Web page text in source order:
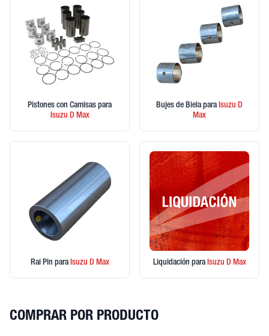
Pistones con Camisas para
Isuzu D Max
Bujes de Biela paraIsuzu D
Max
Rai Pin paraIsuzu D Max Liquidación paraIsuzu D Max
COMPRAR POR PRODUCTO